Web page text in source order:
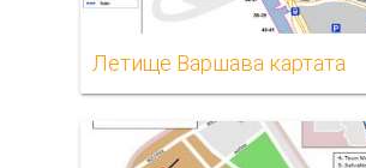
Летище Варшава картата